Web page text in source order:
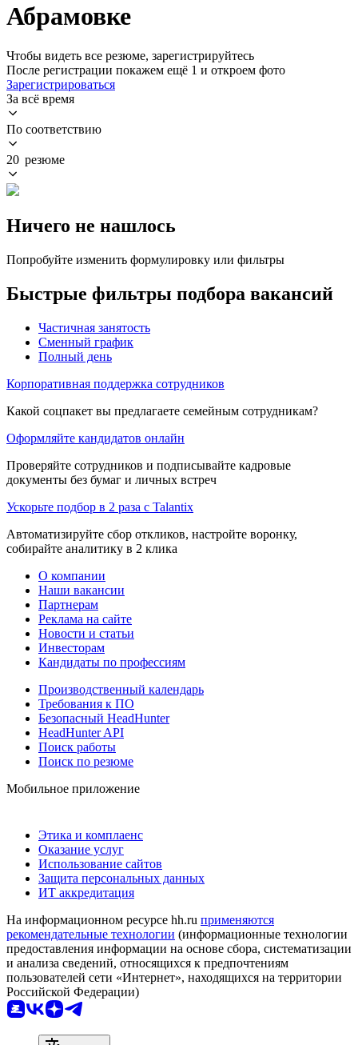
Абрамовке
Чтобы видеть все резюме, зарегистрируйтесь
После регистрации покажем ещё 1 и откроем фото
Зарегистрироваться
За всё время
По соответствию
20 резюме
Ничего не нашлось
Попробуйте изменить формулировку или фильтры
Быстрые фильтры подбора вакансий
Частичная занятость
Сменный график
Полный день
Корпоративная поддержка сотрудников
Какой соцпакет вы предлагаете семейным сотрудникам?
Оформляйте кандидатов онлайн
Проверяйте сотрудников и подписывайте кадровые
документы без бумаг и личных встреч
Ускорьте подбор в 2 раза с Talantix
Автоматизируйте сбор откликов, настройте воронку,
собирайте аналитику в 2 клика
О компании
Наши вакансии
Партнерам
Реклама на сайте
Новости и статьи
Инвесторам
Кандидаты по профессиям
Производственный календарь
Требования к ПО
Безопасный HeadHunter
HeadHunter API
Поиск работы
Поиск по резюме
Мобильное приложение
Этика и комплаенс
Оказание услуг
Использование сайтов
Защита персональных данных
ИТ аккредитация
На информационном ресурсе hh.ru применяются
рекомендательные технологии (информационные технологии
предоставления информации на основе сбора, систематизации
и анализа сведений, относящихся к предпочтениям
пользователей сети «Интернет», находящихся на территории
Российской Федерации)